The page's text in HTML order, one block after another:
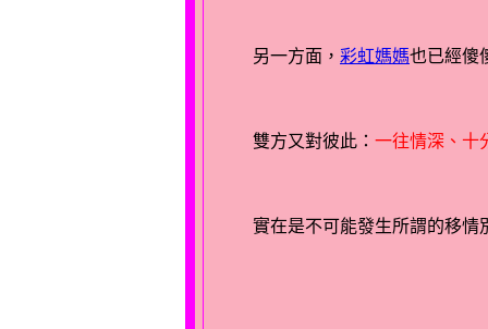
另一方面， 彩虹媽媽
雙方又對彼此： 一往情深、十